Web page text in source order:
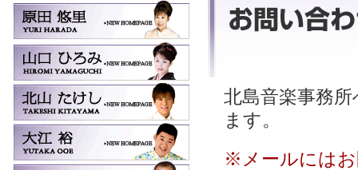
北島音楽事務
ます。
※メールにはお